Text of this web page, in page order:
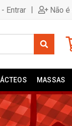
Entrar | Não
MASSAS